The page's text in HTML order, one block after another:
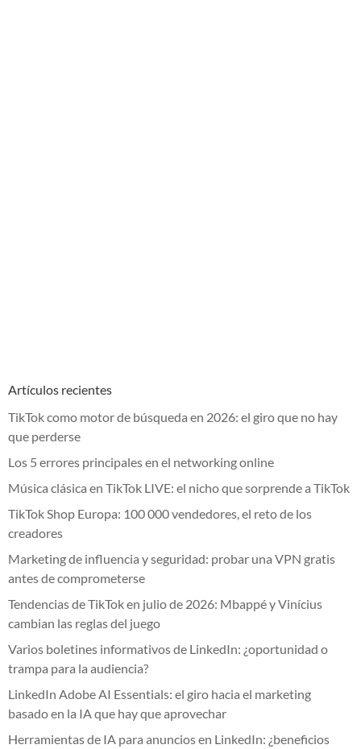
Artículos recientes
TikTok como motor de búsqueda en 2026: el giro que no hay
que perderse
Los 5 errores principales en el networking online
Música clásica en TikTok LIVE: el nicho que sorprende a TikTok
TikTok Shop Europa: 100 000 vendedores, el reto de los
creadores
Marketing de influencia y seguridad: probar una VPN gratis
antes de comprometerse
Tendencias de TikTok en julio de 2026: Mbappé y Vinícius
cambian las reglas del juego
Varios boletines informativos de LinkedIn: ¿oportunidad o
trampa para la audiencia?
LinkedIn Adobe AI Essentials: el giro hacia el marketing
basado en la IA que hay que aprovechar
Herramientas de IA para anuncios en LinkedIn: ¿beneficios